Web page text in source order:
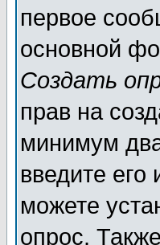
первое
основной
Создать
прав на
минимум
введите
можете
опрос.